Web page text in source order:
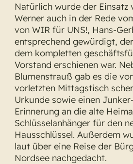
Natürlich wurde der Einsatz
Werner auch in der Rede
von WIR für UNS!, Hans-
entsprechend gewürdigt,
dem kompletten
Vorstand erschienen war.
Blumenstrauß gab es die
vorletzten Mittagstisch
Urkunde sowie einen
Erinnerung an die alte
Schlüsselanhänger für den
Hausschlüssel. Außerdem
laut über eine Reise der
Nordsee nachgedacht.